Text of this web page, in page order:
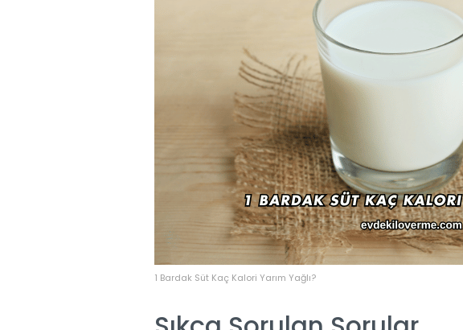
1 Bardak Süt Kaç Kalori Yarım Yağlı?